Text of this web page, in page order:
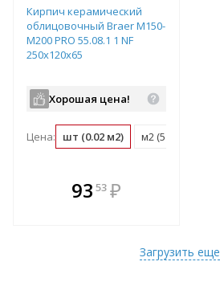
Кирпич керамический
облицовочный Braer M150-
M200 PRO 55.08.1 1 NF
250x120x65
Хорошая цена!
Цена: шт (0.02 м2) м2 (51 шт)
93 53 ₽
Загрузить еще